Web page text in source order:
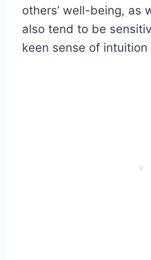
others’ well-being, as
also tend to be
keen sense of intuition